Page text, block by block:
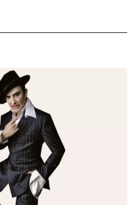
dos coches en la